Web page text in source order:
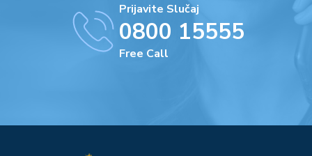
Prijavite Slučaj
0800 15555
Free Call